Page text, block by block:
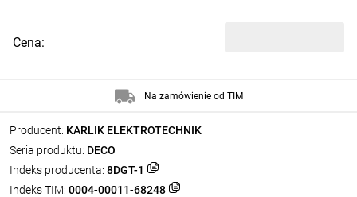
Producent: KARLIK ELEKTROTECHNIK
Seria produktu: DECO
Indeks producenta: 8DGT-1
Indeks TIM: 0004-00011-68248
Cena:
Na zamówienie od TIM